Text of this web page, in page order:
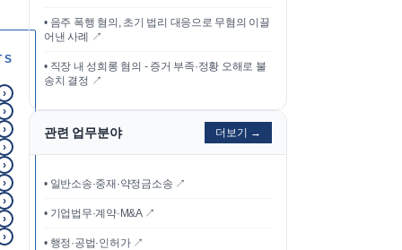
›
›
›
›
›
›
›
›
›
• 음주 폭행 혐의, 초기 법리 대응으로 무혐의 이끌
어낸 사례
↗
• 직장 내 성희롱 혐의 - 증거 부족·정황 오해로 불
송치 결정 ↗
관련 업무분야 더보기 →
• 일반소송·중재·약정금소송 ↗
• 기업법무·계약·M&A ↗
• 행정·공법·인허가 ↗